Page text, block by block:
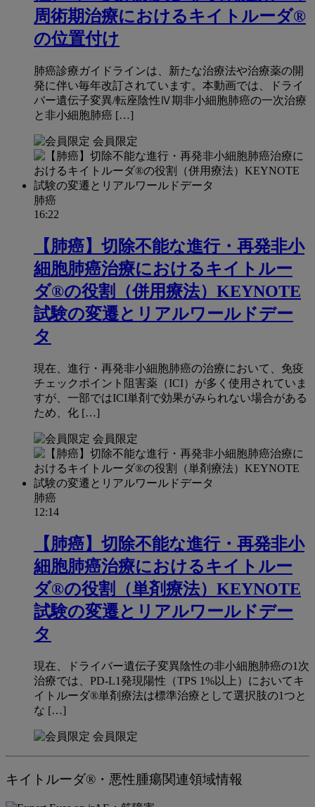
周術期治療におけるキイトルーダ®
の位置付け
肺癌診療ガイドラインは、新たな治療法や治療薬の開
発に伴い毎年改訂されています。本動画では、ドライ
バー遺伝子変異/転座陰性Ⅳ期非小細胞肺癌の一次治療
と非小細胞肺癌 […]
会員限定
肺癌
16:22
【肺癌】切除不能な進行・再発非小
細胞肺癌治療におけるキイトルー
ダ®の役割（併用療法）KEYNOTE
試験の変遷とリアルワールドデー
タ
現在、進行・再発非小細胞肺癌の治療において、免疫
チェックポイント阻害薬（ICI）が多く使用されていま
すが、一部ではICI単剤で効果がみられない場合がある
ため、化 […]
会員限定
肺癌
12:14
【肺癌】切除不能な進行・再発非小
細胞肺癌治療におけるキイトルー
ダ®の役割（単剤療法）KEYNOTE
試験の変遷とリアルワールドデー
タ
現在、ドライバー遺伝子変異陰性の非小細胞肺癌の1次
治療では、PD-L1発現陽性（TPS 1%以上）においてキ
イトルーダ®単剤療法は標準治療として選択肢の1つと
な […]
会員限定
キイトルーダ®・悪性腫瘍関連領域情報